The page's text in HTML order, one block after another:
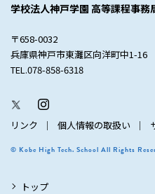
学校法人神戸学園 高等課程事務
〒658-0032
兵庫県神戸市東灘区向洋町中1-16
TEL.078-858-6318
リンク 個人情報の取扱い
© Kobe High Tech. School All Rights
トップ